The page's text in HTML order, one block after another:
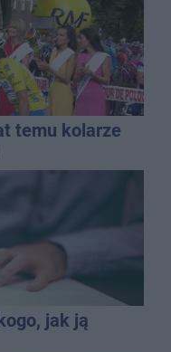
temu kolarze
jak ją